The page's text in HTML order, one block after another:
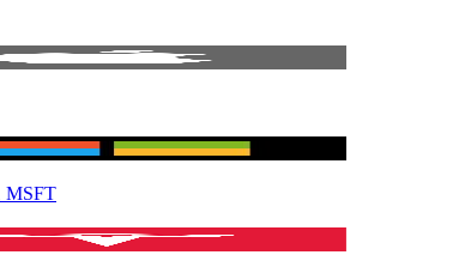
MSFT